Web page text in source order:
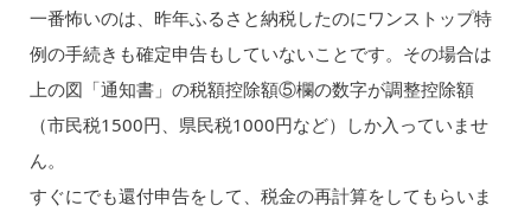
一番怖いのは、昨年ふるさと納税したのにワンストップ特
例の手続きも確定申告もしていないことです。その場合は
上の図「通知書」の税額控除額⑤欄の数字が調整控除額
（市民税1500円、県民税1000円など）しか入っていませ
ん。
すぐにでも還付申告をして、税金の再計算をしてもらいま